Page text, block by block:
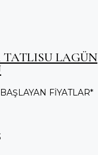
LAGÜN
FİYATLAR*